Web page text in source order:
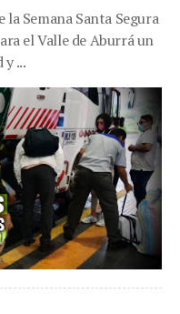
Semana Santa Segura
el Valle de Aburrá un
...